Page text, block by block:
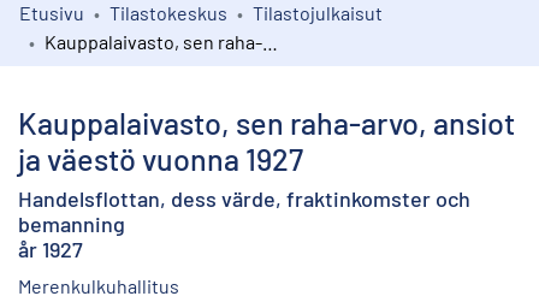
Kokoelmat
Etusivu Tilastokeskus
Tilastojulkaisut
Kauppalaivasto, sen raha-arvo, ansiot
ja väestö vuonna 1927
Handelsflottan, dess värde, fraktinkomster och
bemanning
år 1927
Merenkulkuhallitus